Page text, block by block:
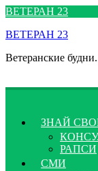
Перейти
содержимому
ВЕТЕРАН 23
ВЕТЕРАН 23
Ветеранские
ЗНАЙ
РАПСИ
СМИ